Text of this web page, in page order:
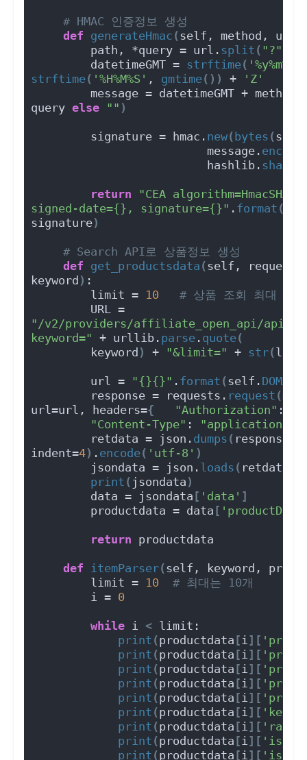
# HMAC 인증정보 생성
def generateHmac (self, method, url,
        path, *query = url.
split ( "?"
        datetimeGMT =
strftime( '%y%m%d'
strftime( '%H%M%S' , gmtime()) +
'Z'
message = datetimeGMT + method
query else "" )
        signature = hmac.
new(bytes (
                         message.
encode
                         hashlib.
sha256
return
"CEA
signed-date={}, signature={}" . format (
signature)
def get_productsdata (self,
keyword ) :
        limit =
10
# 상품 조회 최대 갯
        URL =
"/v2/providers/affiliate_open_api/apis/
keyword=" + urllib. parse. quote(
        keyword
) + "&limit=" + str(
        url =
"{}{}" . format (self. DOMAIN
        response = requests.
request (
url=url, headers={ "Authorization" :
"Content-Type" :
"application/
        retdata = json.
dumps ( response.
indent=4) . encode( 'utf-8' )
        jsondata = json.
loads ( retdata
print ( jsondata )
        data = jsondata
[ 'data' ]
        productdata = data
[
return productdata
def itemParser(self, keyword,
        limit =
10
# 최대는 10개
        i =
0
while i < limit:
print (productdata [ i ][
print (productdata [ i ][
print (productdata [ i ][
print (productdata [ i ][
print (productdata [ i ][
print (productdata [ i ][
print (productdata [ i ][ 'rank'
print (productdata [ i ][
print (productdata [ i ][